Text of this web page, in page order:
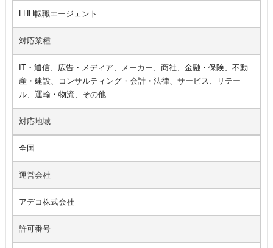
LHH転職エージェント
対応業種
IT・通信、広告・メディア、メーカー、商社、金融・保険、不動
産・建設、コンサルティング・会計・法律、サービス、リテー
ル、運輸・物流、その他
対応地域
全国
運営会社
アデコ株式会社
許可番号